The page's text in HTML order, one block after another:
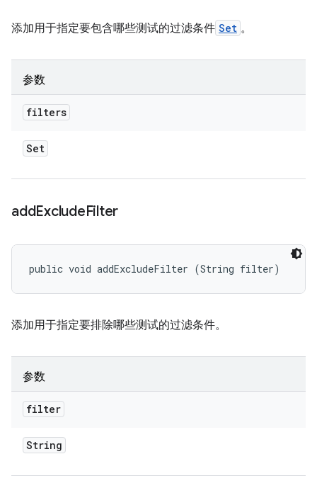
添加用于指定要包含哪些测试的过滤条件 Set 。
参数
filters
Set
addExcludeFilter
public void addExcludeFilter (String filter)
添加用于指定要排除哪些测试的过滤条件。
参数
filter
String